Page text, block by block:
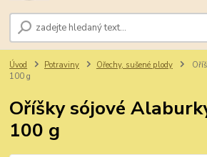
Úvod Potraviny Ořechy, sušené plody
100 g
Oříšky sójové
100 g